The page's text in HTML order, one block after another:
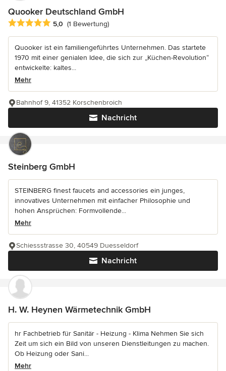
Quooker Deutschland GmbH
Durchschnittliche Bewertung: 5 von 5 Sternen
5,0 (1 Bewertung)
Quooker ist ein familiengeführtes Unternehmen. Das startete
1970 mit einer genialen Idee, die sich zur „Küchen-Revolution“
entwickelte: kaltes...
Mehr
Nachricht
Bahnhof 9, 41352 Korschenbroich
Steinberg GmbH
STEINBERG finest faucets and accessories ein junges,
innovatives Unternehmen mit einfacher Philosophie und
hohen Ansprüchen: Formvollende...
Mehr
Nachricht
Schiessstrasse 30, 40549 Duesseldorf
H. W. Heynen Wärmetechnik GmbH
hr Fachbetrieb für Sanitär - Heizung - Klima Nehmen Sie sich
Zeit um sich ein Bild von unseren Dienstleitungen zu machen.
Ob Heizung oder Sani...
Mehr